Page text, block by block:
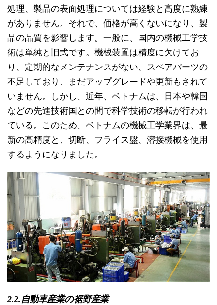
処理、製品の表面処理については経験と高度に熟練
がありません。それで、価格が高くないになり、製
品の品質を影響します。一般に、国内の機械工学技
術は単純と旧式です。機械装置は精度に欠けてお
り、定期的なメンテナンスがない、スペアパーツの
不足しており、まだアップグレードや更新もされて
いません。しかし、近年、ベトナムは、日本や韓国
などの先進技術国との間で科学技術の移転が行われ
ている。このため、ベトナムの機械工学業界は、最
新の高精度と、切断、フライス盤、溶接機械を使用
するようになりました。
2.2.自動車産業の裾野産業